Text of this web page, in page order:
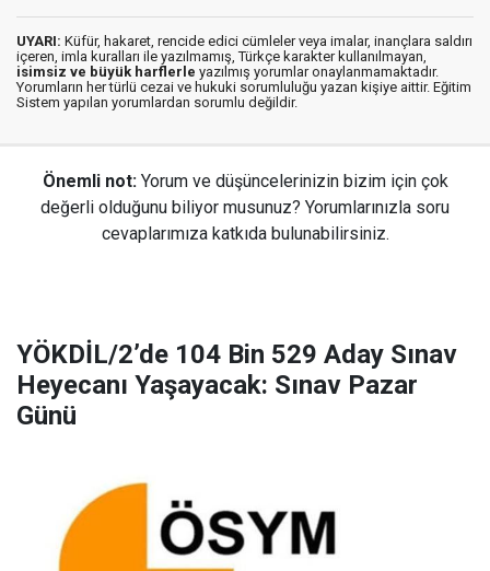
UYARI: Küfür, hakaret, rencide edici cümleler veya imalar, inançlara saldırı
içeren, imla kuralları ile yazılmamış, Türkçe karakter kullanılmayan,
isimsiz ve büyük harflerle yazılmış yorumlar onaylanmamaktadır.
Yorumların her türlü cezai ve hukuki sorumluluğu yazan kişiye aittir. Eğitim
Sistem yapılan yorumlardan sorumlu değildir.
Önemli not: Yorum ve düşüncelerinizin bizim için çok
değerli olduğunu biliyor musunuz? Yorumlarınızla soru
cevaplarımıza katkıda bulunabilirsiniz.
YÖKDİL/2’de 104 Bin 529 Aday Sınav
Heyecanı Yaşayacak: Sınav Pazar
Günü